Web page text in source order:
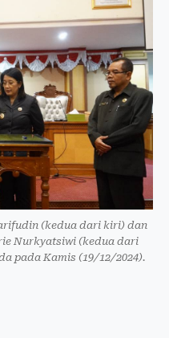
(kedua dari kiri) dan
Nurkyatsiwi (kedua dari
pada Kamis (19/12/2024).